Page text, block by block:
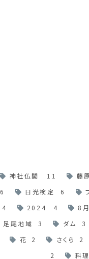
神社仏閣 11 藤
6 日光検定 6
4 2024 4 8月
足尾地域 3 ダム 3
花 2 さくら 2
2 料理